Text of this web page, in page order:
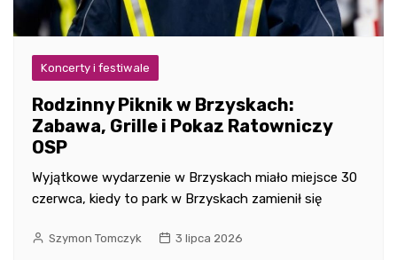
Koncerty i festiwale
Rodzinny Piknik w Brzyskach:
Zabawa, Grille i Pokaz Ratowniczy
OSP
Wyjątkowe wydarzenie w Brzyskach miało miejsce 30
czerwca, kiedy to park w Brzyskach zamienił się
Szymon Tomczyk 3 lipca 2026